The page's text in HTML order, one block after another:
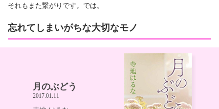
それもまた繋がりです。では。
忘れてしまいがちな大切なモノ